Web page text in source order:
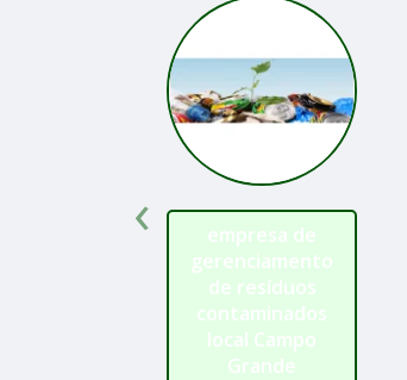
empresa de
gerenciamento
de resíduos
contaminados
local Campo
Grande
‹